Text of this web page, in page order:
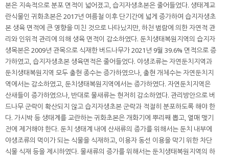
본은 지속적으로 분포 면적이 넓어졌고, 습지자생초본은 줄어들었다. 생태계교
란식물인 귀화초본은 2017년 여름철 이후 단기간에 넓게 증가하여 습지자생초
본 생육 면적에 큰 영향을 미친 것으로 나타났지만, 하천 범람에 의한 자연적 관
리와 인위적 관리에 의해 생육 면적이 감소하였다. 둔치생태복원지역의 습지자
생목본은 2009년 관목으로 식재한 버드나무가 2021년 9월 39.6% 면적으로 증
가하였고, 습지자생초본 생육면적은 줄어들었다. 야생조류는 자연둔치지역과
둔치생태복원지역 모두 출현 종수는 증가하였으나, 출현 개체수는 자연둔치지
역에서는 감소하였고, 둔치생태복원지역에서는 증가하였다. 자연둔치지역은
산새들이 증가하였으나, 반대로 물새류는 현저히 감소하였다. 관리방안으로 버
드나무 군락이 확산되지 않고 습지자생초본 군락과 적절히 분포하도록 해야 한
다. 가시박 등 생태계를 교란하는 귀화초본은 개화기에 뿌리째 뽑고, 열매 맺기
전에 제거해야 한다. 둔치 생태계 내에 산새류의 증가를 위해서는 둔치 내부에
야생조류의 먹이가 되는 식물을 식재하고, 이용자 동선 이용을 막기 위한 차단
식물 식재 등을 제시하였다. 물새류의 증가를 위해서는 둔치생태복원지역의 하